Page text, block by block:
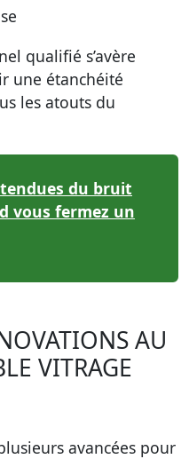
qualifié s’avère
une étanchéité
les atouts du
du bruit
vous fermez un
AU
VITRAGE
avancées pour